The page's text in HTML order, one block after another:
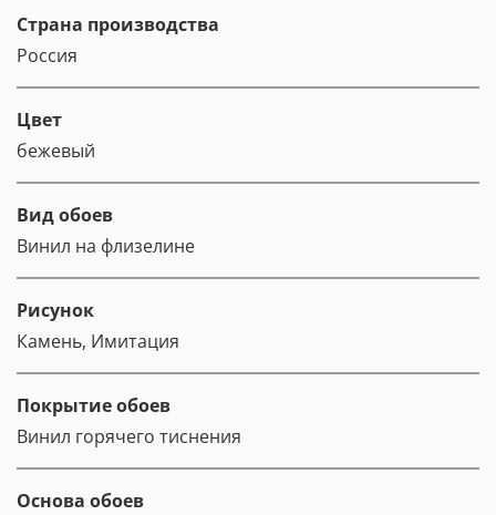
Страна производства
Россия
Цвет
бежевый
Вид обоев
Винил на флизелине
Рисунок
Камень, Имитация
Покрытие обоев
Винил горячего тиснения
Основа обоев